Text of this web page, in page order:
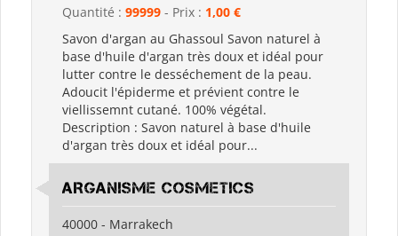
Quantité : 99999 - Prix : 1,00 €
Savon d'argan au Ghassoul Savon naturel à
base d'huile d'argan très doux et idéal pour
lutter contre le desséchement de la peau.
Adoucit l'épiderme et prévient contre le
viellissemnt cutané. 100% végétal.
Description : Savon naturel à base d'huile
d'argan très doux et idéal pour...
ARGANisme COSMETICS
40000 - Marrakech